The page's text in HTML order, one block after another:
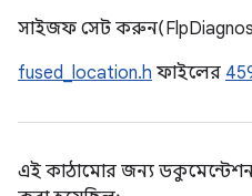
সাইজফ সেট
fused_location.h ফাইলের
এই কাঠামোর জন্য